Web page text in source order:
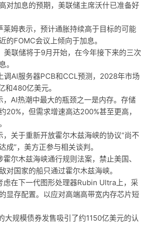
对加息的预期，美联储主席沃什已准备好
莱姆表示，预计通胀持续高于目标的可能
的FOMC会议上倾向于加息。
美联储将于9月开始，在今年接下来的三次
。
调AI服务器PCB和CCL预测，2028年市场
和480亿美元。
，AI热潮中最大的瓶颈之一是内存。存储
20%，但需求增速高达200%甚至更高，
，关于重新开放霍尔木兹海峡的协议“尚不
成”，美方正参与相关谈判。
尔木兹海峡通行规则法案，禁止美国、
对国家的船只通过霍尔木兹海峡。
虑在下一代图形处理器Rubin Ultra上，采
显存配置。以应对高端高带宽内存芯片短
大规模债券发售吸引了约1150亿美元的认